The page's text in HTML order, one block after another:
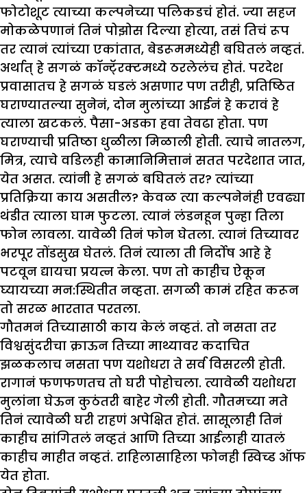
फोटोशूट त्याच्या कल्पनेच्या पलिकडचं होतं. ज्या सहज
मोकळेपणानं तिनं पोझोस दिल्या होत्या, तसं तिचं रूप
तर त्यानं त्यांच्या एकांतात, बेडरूममध्येही बघितलं नव्हतं.
अर्थात् हे सगळं कॉन्टॅ्रक्टमध्ये ठरलेलंच होतं. परदेश
प्रवासातच हे सगळं घडलं असणार पण तरीही, प्रतिष्ठित
घराण्यातल्या सुनेनं, दोन मुलांच्या आईनं हे करावं हे
त्याला खटकलं. पैसा-अडका हवा तेवढा होता. पण
घराण्याची प्रतिष्ठा धुळीला मिळाली होती. त्याचे नातलग,
मित्र, त्याचे वडिलही कामानिमित्तानं सतत परदेशात जात,
येत असत. त्यांनी हे सगळं बघितलं तर? त्यांच्या
प्रतिक्रिया काय असतील? केवळ त्या कल्पनेनंही एवढ्या
थंडीत त्याला घाम फुटला. त्यानं लंडनहून पुन्हा तिला
फोन लावला. यावेळी तिनं फोन घेतला. त्यानं तिच्यावर
भरपूर तोंडसुख घेतलं. तिनं त्याला ती निर्दोष आहे हे
पटवून द्यायचा प्रयत्न केला. पण तो काहीच ऐकून
घ्यायच्या मन:स्थितीत नव्हता. सगळी कामं रहित करून
तो सरळ भारतात परतला.
गौतमनं तिच्यासाठी काय केलं नव्हतं. तो नसता तर
विश्वसुंदरीचा क्राऊन तिच्या माथ्यावर कदाचित
झळकलाच नसता पण यशोधरा ते सर्व विसरली होती.
रागानं फणफणतच तो घरी पोहोचला. त्यावेळी यशोधरा
मुलांना घेऊन कुठंतरी बाहेर गेली होती. गौतमच्या मते
तिनं त्यावेळी घरी राहणं अपेक्षित होतं. सासूलाही तिनं
काहीच सांगितलं नव्हतं आणि तिच्या आईलाही यातलं
काहीच माहीत नव्हतं. राहिलासाहिला फोनही स्विच्ड ऑफ
येत होता.